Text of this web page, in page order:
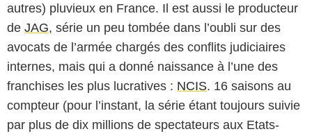
autres) pluvieux en France. Il est aussi le producteur
de JAG, série un peu tombée dans l’oubli sur des
avocats de l’armée chargés des conflits judiciaires
internes, mais qui a donné naissance à l’une des
franchises les plus lucratives : NCIS. 16 saisons au
compteur (pour l’instant, la série étant toujours suivie
par plus de dix millions de spectateurs aux Etats-